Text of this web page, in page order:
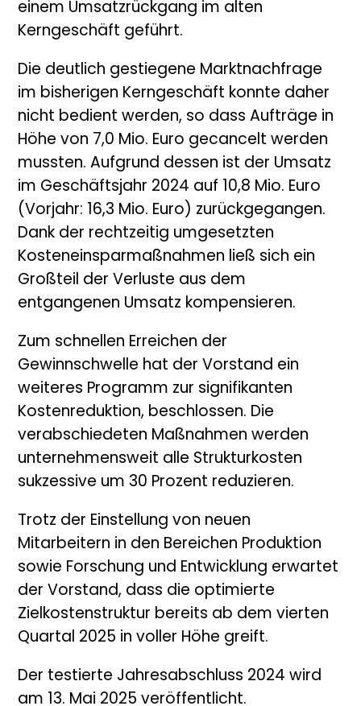
einem Umsatzrückgang im alten
Kerngeschäft geführt.
Die deutlich gestiegene Marktnachfrage
im bisherigen Kerngeschäft konnte daher
nicht bedient werden, so dass Aufträge in
Höhe von 7,0 Mio. Euro gecancelt werden
mussten. Aufgrund dessen ist der Umsatz
im Geschäftsjahr 2024 auf 10,8 Mio. Euro
(Vorjahr: 16,3 Mio. Euro) zurückgegangen.
Dank der rechtzeitig umgesetzten
Kosteneinsparmaßnahmen ließ sich ein
Großteil der Verluste aus dem
entgangenen Umsatz kompensieren.
Zum schnellen Erreichen der
Gewinnschwelle hat der Vorstand ein
weiteres Programm zur signifikanten
Kostenreduktion, beschlossen. Die
verabschiedeten Maßnahmen werden
unternehmensweit alle Strukturkosten
sukzessive um 30 Prozent reduzieren.
Trotz der Einstellung von neuen
Mitarbeitern in den Bereichen Produktion
sowie Forschung und Entwicklung erwartet
der Vorstand, dass die optimierte
Zielkostenstruktur bereits ab dem vierten
Quartal 2025 in voller Höhe greift.
Der testierte Jahresabschluss 2024 wird
am 13. Mai 2025 veröffentlicht.